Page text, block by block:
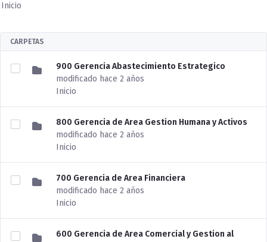
Inicio
CARPETAS
900 Gerencia Abastecimiento Estrategico
modificado hace 2 años
Inicio
800 Gerencia de Area Gestion Humana y Activos
modificado hace 2 años
Inicio
700 Gerencia de Area Financiera
modificado hace 2 años
Inicio
600 Gerencia de Area Comercial y Gestion al